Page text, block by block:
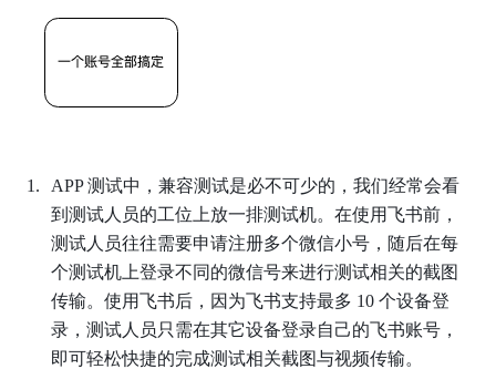
APP 测试中，兼容测试是必不可少的，我们经常会看
到测试人员的工位上放一排测试机。在使用飞书前，
测试人员往往需要申请注册多个微信小号，随后在每
个测试机上登录不同的微信号来进行测试相关的截图
传输。使用飞书后，因为飞书支持最多 10 个设备登
录，测试人员只需在其它设备登录自己的飞书账号，
即可轻松快捷的完成测试相关截图与视频传输。